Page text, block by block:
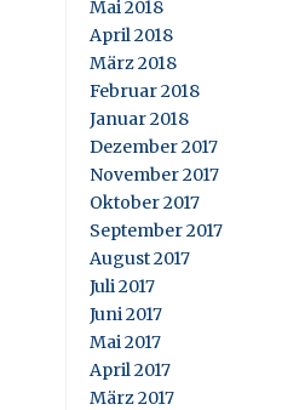
Mai 2018
April 2018
März 2018
Februar 2018
Januar 2018
Dezember 2017
November 2017
Oktober 2017
September 2017
August 2017
Juli 2017
Juni 2017
Mai 2017
April 2017
März 2017